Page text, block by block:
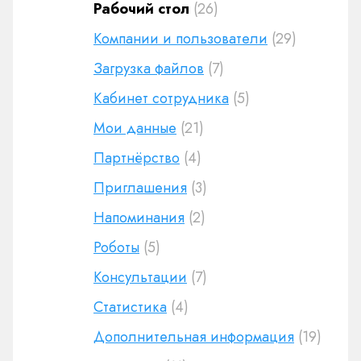
Рабочий стол (26)
Компании и пользователи (29)
Загрузка файлов (7)
Кабинет сотрудника (5)
Мои данные (21)
Партнёрство (4)
Приглашения (3)
Напоминания (2)
Роботы (5)
Консультации (7)
Статистика (4)
Дополнительная информация (19)